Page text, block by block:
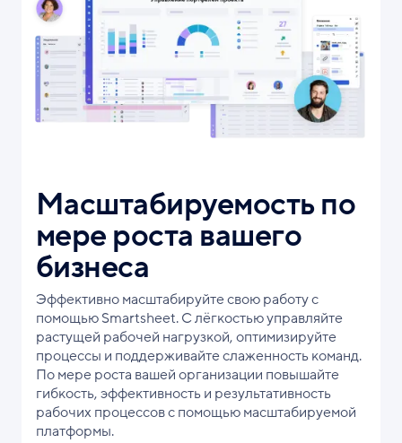
Масштабируемость по
мере роста вашего
бизнеса
Эффективно масштабируйте свою работу с
помощью Smartsheet. С лёгкостью управляйте
растущей рабочей нагрузкой, оптимизируйте
процессы и поддерживайте слаженность команд.
По мере роста вашей организации повышайте
гибкость, эффективность и результативность
рабочих процессов с помощью масштабируемой
платформы.